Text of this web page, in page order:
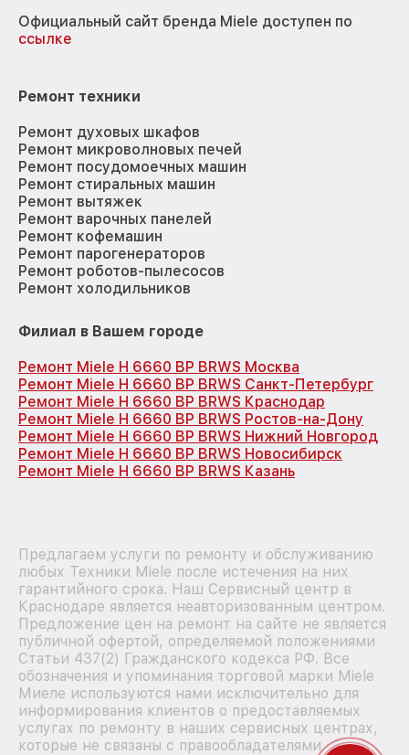
Официальный сайт бренда Miele доступен по
ссылке
Ремонт техники
Ремонт духовых шкафов
Ремонт микроволновых печей
Ремонт посудомоечных машин
Ремонт стиральных машин
Ремонт вытяжек
Ремонт варочных панелей
Ремонт кофемашин
Ремонт парогенераторов
Ремонт роботов-пылесосов
Ремонт холодильников
Филиал в Вашем городе
Ремонт Miele H 6660 BP BRWS Москва
Ремонт Miele H 6660 BP BRWS Санкт-Петербург
Ремонт Miele H 6660 BP BRWS Краснодар
Ремонт Miele H 6660 BP BRWS Ростов-на-Дону
Ремонт Miele H 6660 BP BRWS Нижний Новгород
Ремонт Miele H 6660 BP BRWS Новосибирск
Ремонт Miele H 6660 BP BRWS Казань
Предлагаем услуги по ремонту и обслуживанию
любых Техники Miele после истечения на них
гарантийного срока. Наш Сервисный центр в
Краснодаре является неавторизованным центром.
Предложение цен на ремонт на сайте не является
публичной офертой, определяемой положениями
Статьи 437(2) Гражданского кодекса РФ. Все
обозначения и упоминания торговой марки Miele
Миеле используются нами исключительно для
информирования клиентов о предоставляемых
услугах по ремонту в наших сервисных центрах,
которые не связаны с правообладателями